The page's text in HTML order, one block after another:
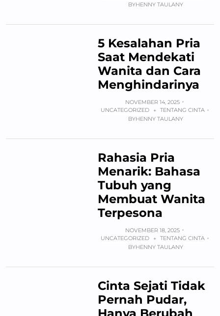
BYHENNY TAULANY
5 Kesalahan Pria
Saat Mendekati
Wanita dan Cara
Menghindarinya
NOVEMBER 14, 2025
UNCATEGORIZED
+ TENTANG CINTA
BYHENNY TAULANY
Rahasia Pria
Menarik: Bahasa
Tubuh yang
Membuat Wanita
Terpesona
NOVEMBER 18, 2025
UNCATEGORIZED
+ TENTANG CINTA
BYHENNY TAULANY
Cinta Sejati Tidak
Pernah Pudar,
Hanya Berubah